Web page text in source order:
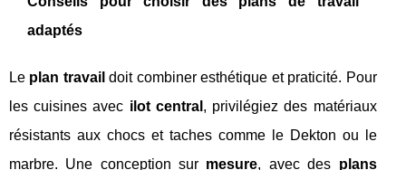
adaptés
Le plan travail doit combiner esthétique et praticité. Pour
les cuisines avec ilot central , privilégiez des matériaux
résistants aux chocs et taches comme le Dekton ou le
marbre. Une conception sur mesure, avec des plans